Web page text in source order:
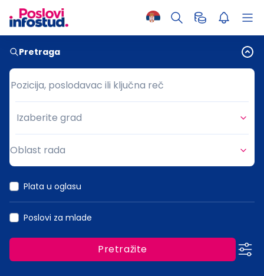
Pretraga
Pozicija, poslodavac ili ključna reč
Pozicija, poslodavac ili ključna reč
Grad
Izaberite grad
Oblast rada
Plata u oglasu
Poslovi za mlade
Pretražite